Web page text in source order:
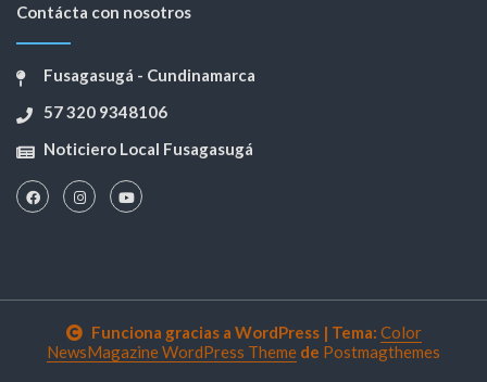
Contácta con nosotros
Fusagasugá - Cundinamarca
57 320 9348106
Noticiero Local Fusagasugá
Funciona gracias a WordPress | Tema: Color
NewsMagazine WordPress Theme de Postmagthemes